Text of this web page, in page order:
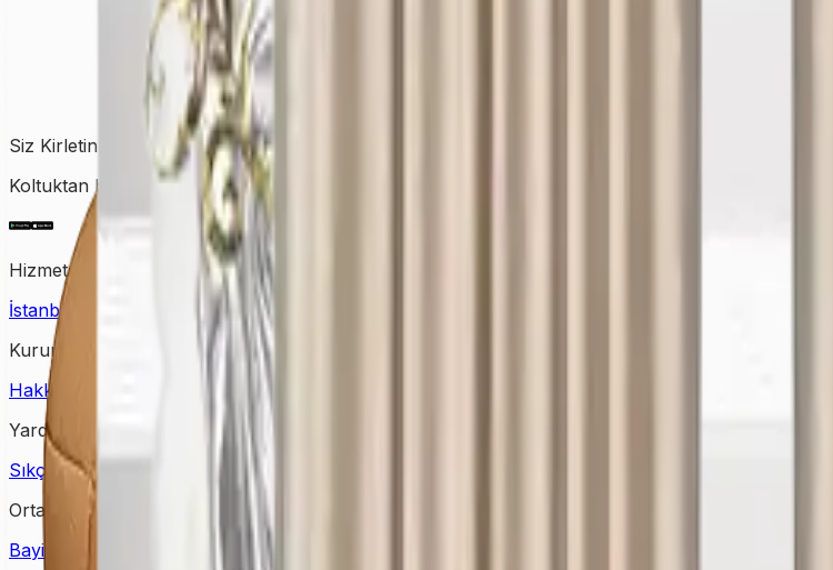
Siz Kirletin, Biz Temizleyelim!
Koltuktan halıya, perdeden yatağa kadar tüm temizlik ihtiyaçlarınızda Lekesepeti.com bir tıkla
Hizmet Verdiğimiz Bölgeler
İstanbul Halı Yıkama
Ankara Halı Yıkama
Kurumsal
Hakkımızda
Kampanyalar
Yardım & Destek
Sıkça Sorulan Sorular
Kişisel Verilerin Korunması
Ortağımız Olun
Bayimiz Olun
Bayilik Detayları